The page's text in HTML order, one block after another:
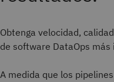
Obtenga velocidad,
de software DataOps
A medida que los